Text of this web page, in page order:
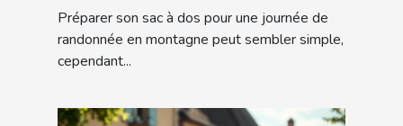
randonnée en montagne ?
Préparer son sac à dos pour une journée de
randonnée en montagne peut sembler simple,
cependant...